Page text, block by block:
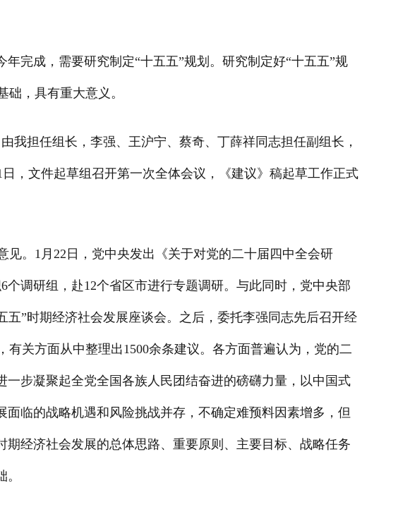
完成，需要研究制定“十五五”规划。研究制定好“十五五”规
，具有重大意义。
我担任组长，李强、王沪宁、蔡奇、丁薛祥同志担任副组长，
，文件起草组召开第一次全体会议，《建议》稿起草工作正式
。1月22日，党中央发出《关于对党的二十届四中全会研
调研组，赴12个省区市进行专题调研。与此同时，党中央部
”时期经济社会发展座谈会。之后，委托李强同志先后召开经
关方面从中整理出1500余条建议。各方面普遍认为，党的二
步凝聚起全党全国各族人民团结奋进的磅礴力量，以中国式
临的战略机遇和风险挑战并存，不确定难预料因素增多，但
经济社会发展的总体思路、重要原则、主要目标、战略任务